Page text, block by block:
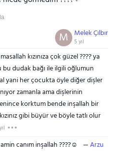
Melek Çılbır
5 yıl
M
kızınıza çok güzel ???? ya
dudak bağı ile ilgili oğlumun
yani her çocukta öyle diğer dişler
zamanla ama dişlerinin
korktum bende inşallah bir
gibi büyür ve böyle tatlı olur
canım inşallah ????☺️
Arzu